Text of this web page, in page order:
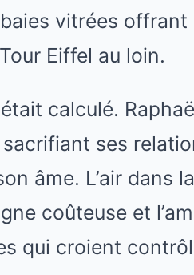
vitrées offrant
Eiffel au loin.
calculé.
ses
âme. L’air dans
coûteuse et
qui croient